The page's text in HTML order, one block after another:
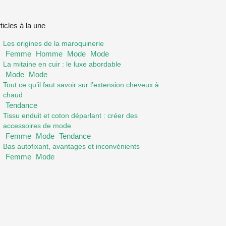
à la une
Les origines de la maroquinerie
Femme Homme Mode Mode
La mitaine en cuir : le luxe abordable
Mode Mode
Tout ce qu’il faut savoir sur l’extension cheveux à
chaud
Tendance
Tissu enduit et coton déparlant : créer des
accessoires de mode
Femme Mode Tendance
Bas autofixant, avantages et inconvénients
Femme Mode